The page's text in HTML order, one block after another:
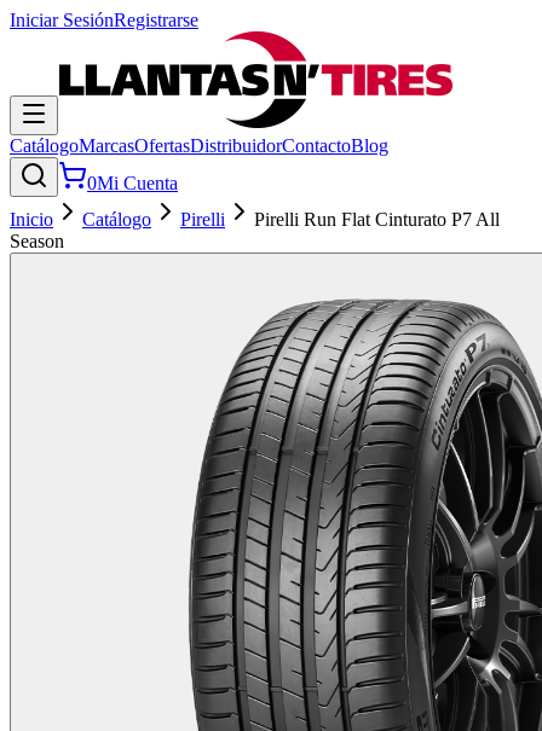
Iniciar SesiónRegistrarse
CatálogoMarcasOfertasDistribuidorContactoBlog
0Mi Cuenta
Inicio
Catálogo Pirelli
Pirelli Run Flat Cinturato P7 All
Season